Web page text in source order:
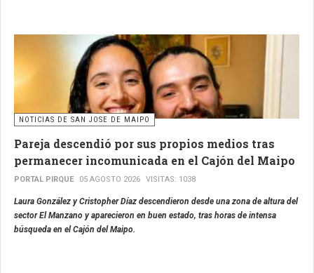
NOTICIAS DE SAN JOSE DE MAIPO
Pareja descendió por sus propios medios tras
permanecer incomunicada en el Cajón del Maipo
PORTAL PIRQUE 05 AGOSTO 2026 VISITAS: 1038
Laura González y Cristopher Díaz descendieron desde una zona de altura del
sector El Manzano y aparecieron en buen estado, tras horas de intensa
búsqueda en el Cajón del Maipo.